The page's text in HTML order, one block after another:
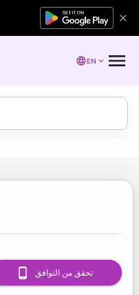
EN
تحقق من التوافق